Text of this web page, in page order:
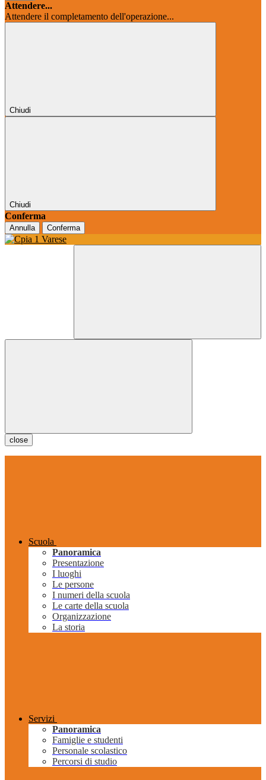
Attendere...
Attendere il completamento dell'operazione...
Chiudi
Chiudi
Conferma
Annulla Conferma
close
Scuola
Panoramica
Presentazione
I luoghi
Le persone
I numeri della scuola
Le carte della scuola
Organizzazione
La storia
Servizi
Panoramica
Famiglie e studenti
Personale scolastico
Percorsi di studio